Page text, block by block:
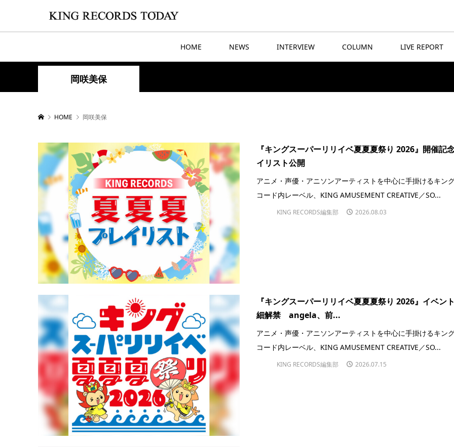
HOME NEWS INTERVIEW COLUMN LIVE REPORT
岡咲美保
HOME 岡咲美保
『キングスーパーリリイベ夏夏夏祭り 2026』開催記
イリスト公開
アニメ・声優・アニソンアーティストを中心に手掛けるキン
コード内レーベル、KING AMUSEMENT CREATIVE／SO...
KING RECORDS編集部 2026.08.03
『キングスーパーリリイベ夏夏夏祭り 2026』イベン
細解禁 angela、前...
アニメ・声優・アニソンアーティストを中心に手掛けるキン
コード内レーベル、KING AMUSEMENT CREATIVE／SO...
KING RECORDS編集部 2026.07.15